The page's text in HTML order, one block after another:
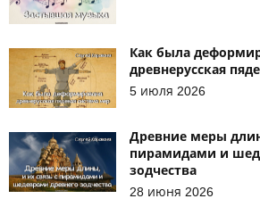
Как была
древнерусская
5 июля 2026
Древние меры
пирамидами и
зодчества
28 июня 2026